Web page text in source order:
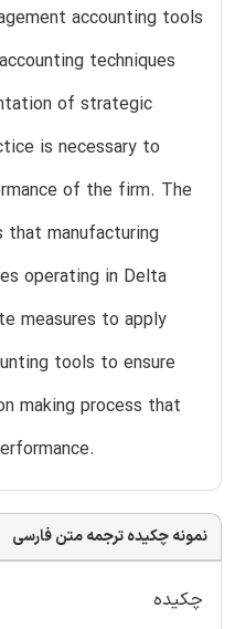
accounting tools
techniques
of strategic
is necessary to
of the firm. The
that manufacturing
operating in Delta
measures to apply
tools to ensure
making process that
نمونه چکیده ترجمه متن فارسی
چکیده